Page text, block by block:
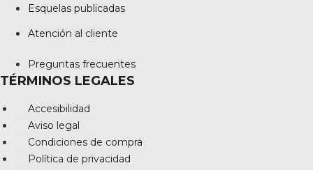
Esquelas publicadas
Atención al cliente
Preguntas frecuentes
TÉRMINOS LEGALES
Accesibilidad
Aviso legal
Condiciones de compra
Política de privacidad